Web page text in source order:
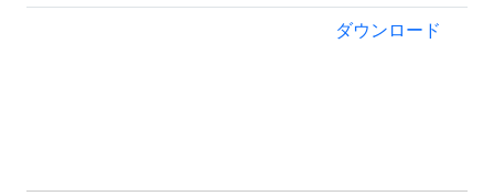
ダウンロード